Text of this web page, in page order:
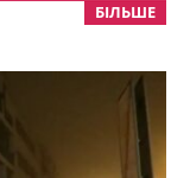
БІЛЬШЕ